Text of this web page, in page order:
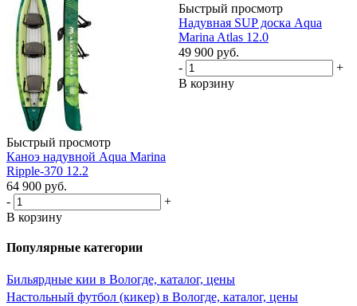
Быстрый просмотр
Каноэ надувной Aqua Marina
Ripple-370 12.2
64 900 руб.
-
+
В корзину
Быстрый просмотр
Надувная SUP доска Aqua
Marina Atlas 12.0
49 900 руб.
-
+
В корзину
Популярные категории
Бильярдные кии в Вологде, каталог, цены
Настольный футбол (кикер) в Вологде, каталог, цены